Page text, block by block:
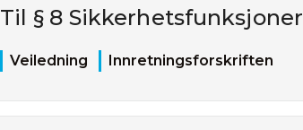
Til § 8 Sikkerhetsfunksjoner
Veiledning Innretningsforskriften